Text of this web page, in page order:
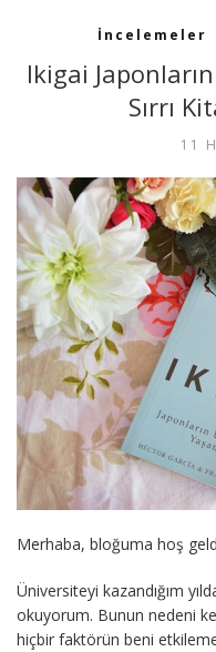
İncelemeler
Ikigai
Sırrı
11
Merhaba, bloğuma hoş
Üniversiteyi kazandığım
okuyorum. Bunun nedeni
hiçbir faktörün beni